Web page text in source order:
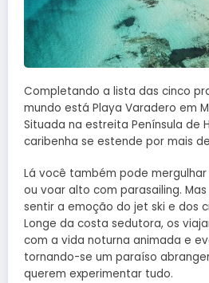
Completando a lista das cinco
mundo está Playa Varadero em
Situada na estreita Península de
caribenha se estende por mais de
Lá você também pode
ou voar alto com parasailing.
sentir a emoção do jet ski e dos
Longe da costa sedutora, os
com a vida noturna animada e
tornando-se um paraíso
querem experimentar tudo.